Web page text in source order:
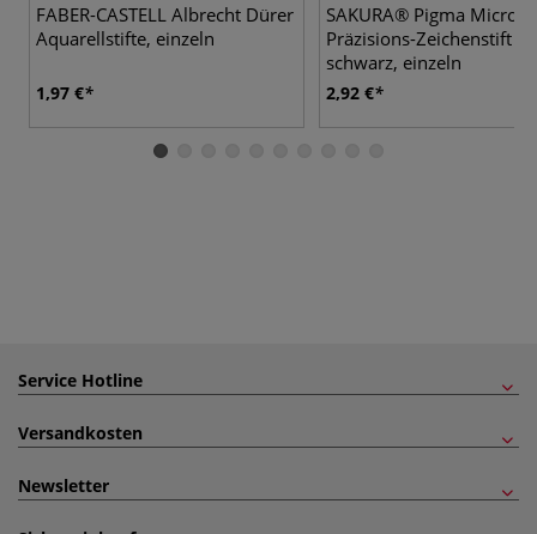
FABER-CASTELL Albrecht Dürer
Aquarellstifte, einzeln
1,97 €
SAKURA® Pigma
Präzisions-Zeichenstift
schwarz, einzeln
2,92 €
Service Hotline
Versandkosten
Newsletter